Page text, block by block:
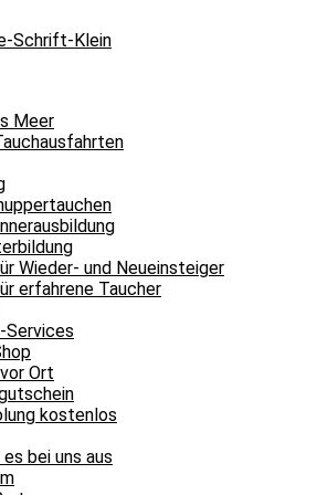
Meer
Wieder- und Neueinsteiger
erfahrene Taucher
Services
Ort
kostenlos
bei uns aus
Walhai Schnorcheln
Hai-Light und damit heißt es Leinen los
an dieser Stelle jeden Tag von den
erlebt haben. Auch über die
es mitverfolgen. Auch
Berichte über die Tauchausfahrten unserer
aufs Neue verzaubern. Willkommen zu
Corner